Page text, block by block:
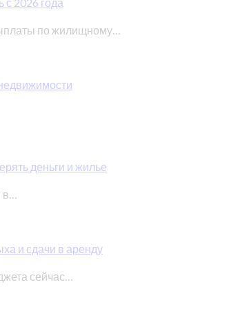
по жилищному…
деньги и жилье
в…
и сдачи в аренду
сейчас…